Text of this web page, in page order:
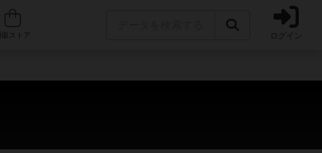
気ボードゲーム ログイン